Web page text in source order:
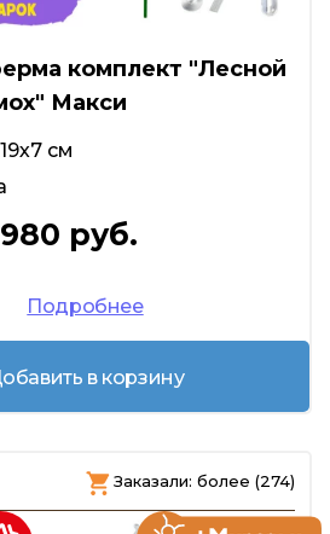
комплект "Лесной
Макси
см
руб.
Подробнее
в корзину
Заказали: более (274)